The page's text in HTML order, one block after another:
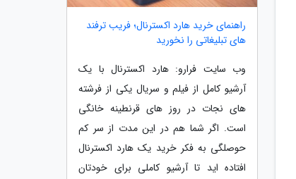
راهنمای خرید هارد اکسترنال؛ فریب ترفند
های تبلیغاتی را نخورید
وب سایت فرارو: هارد اکسترنال با یک
آرشیو کامل از فیلم و سریال یکی از فرشته
های نجات در روز های قرنطینه خانگی
است. اگر شما هم در این مدت از سر کم
حوصلگی به فکر خرید یک هارد اکسترنال
افتاده اید تا آرشیو کاملی برای خودتان